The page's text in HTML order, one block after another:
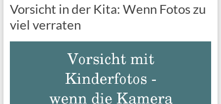
Vorsicht in der Kita: Wenn Fotos zu
viel verraten